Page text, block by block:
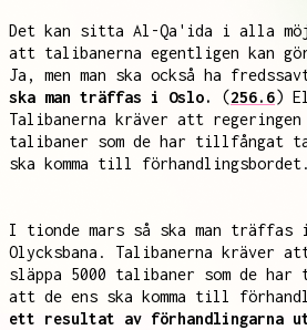
Det kan sitta Al-Qa'ida i alla
att talibanerna egentligen kan
Ja, men man ska också ha
ska man träffas i Oslo.
(256.6)
Talibanerna kräver att regeringen
talibaner som de har tillfångat
ska komma till förhandlingsbordet.
I tionde mars så ska man
Olycksbana. Talibanerna kräver
släppa 5000 talibaner som de
att de ens ska komma till
ett resultat av förhandlingarna